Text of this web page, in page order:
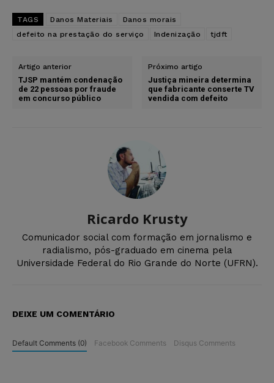
TAGS Danos Materiais
Danos morais
defeito na prestação do serviço
Indenização tjdft
Artigo anterior
TJSP mantém condenação
de 22 pessoas por fraude
em concurso público
Próximo artigo
Justiça mineira determina
que fabricante conserte TV
vendida com defeito
Ricardo Krusty
Comunicador social com formação em jornalismo e
radialismo, pós-graduado em cinema pela
Universidade Federal do Rio Grande do Norte (UFRN).
DEIXE UM COMENTÁRIO
Default Comments (0) Facebook Comments Disqus Comments